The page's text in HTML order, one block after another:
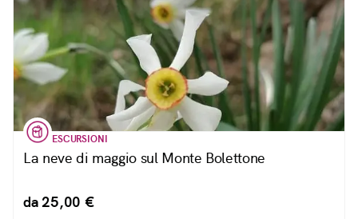
ESCURSIONI
La neve di maggio sul Monte Bolettone
da 25,00 €